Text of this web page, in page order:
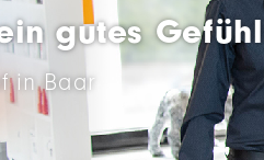
gutes Gefühl
in Baar